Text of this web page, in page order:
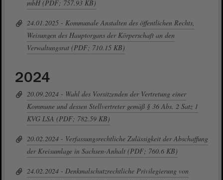
mbH (PDF; 757.93 KB)
24.01.2025 - Kommunale Anstalten des öffentlichen Rechts,
Weisungen des Hauptorgans der Körperschaft an den
Verwaltungsrat (PDF; 710.15 KB)
2024
20.09.2024 - Wahl des Vorsitzenden der Vertretung einer
Kommune und dessen Stellvertreter gemäß § 36 Abs. 2 Satz 1
KVG LSA (PDF; 782.59 KB)
20.02.2024 - Verfassungsrechtliche Zulässigkeit der Abschaffung
der Kreisumlage in Sachsen-Anhalt (PDF; 760.6 KB)
24.02.2024 - Denkmalschutzrechtliche Privilegierung von